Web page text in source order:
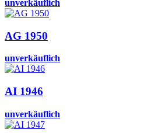
unverkäuflich
AG 1950
unverkäuflich
AI 1946
unverkäuflich